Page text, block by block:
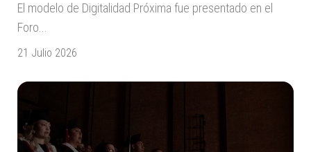
El modelo de Digitalidad Próxima fue presentado en el
Foro...
21 Julio 2026